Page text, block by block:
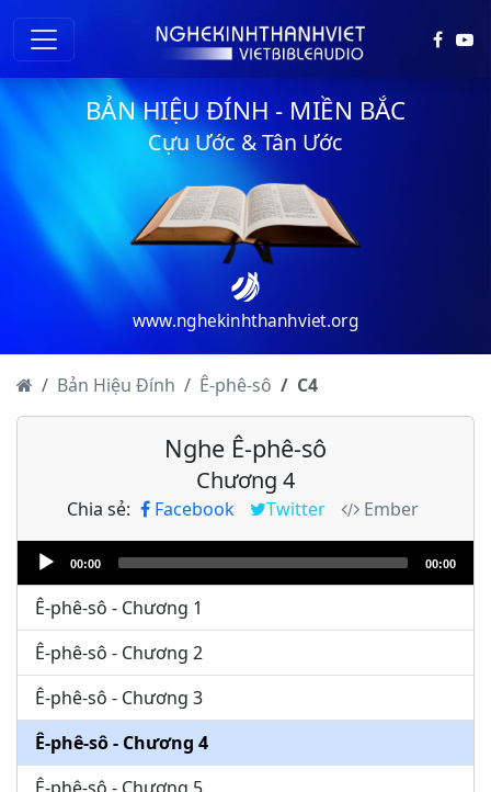
BẢN HIỆU ĐÍNH - MIỀN BẮC
Cựu Ước & Tân Ước
www.nghekinhthanhviet.org
Bản Hiệu Đính Ê-phê-sô C4
Nghe Ê-phê-sô
Chương 4
Chia sẻ: Facebook Twitter
Ember
Audio
Player
00:00 00:00
Ê-phê-sô - Chương 1
Ê-phê-sô - Chương 2
Ê-phê-sô - Chương 3
Ê-phê-sô - Chương 4